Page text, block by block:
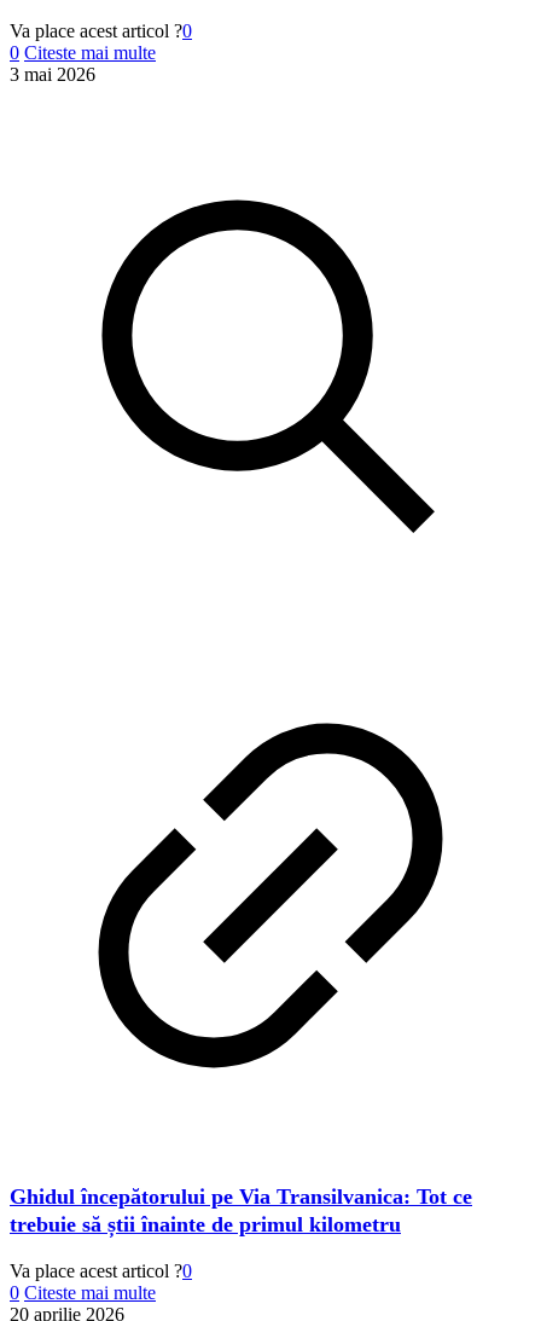
Va place acest articol ?0
0 Citeste mai multe
3 mai 2026
Ghidul începătorului pe Via Transilvanica: Tot ce
trebuie să știi înainte de primul kilometru
Va place acest articol ?0
0 Citeste mai multe
20 aprilie 2026